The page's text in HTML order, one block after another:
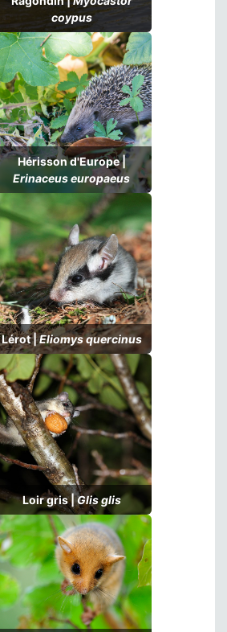
coypus
Hérisson d'Europe |
Erinaceus europaeus
Lérot |Eliomys quercinus
Loir gris |Glis glis